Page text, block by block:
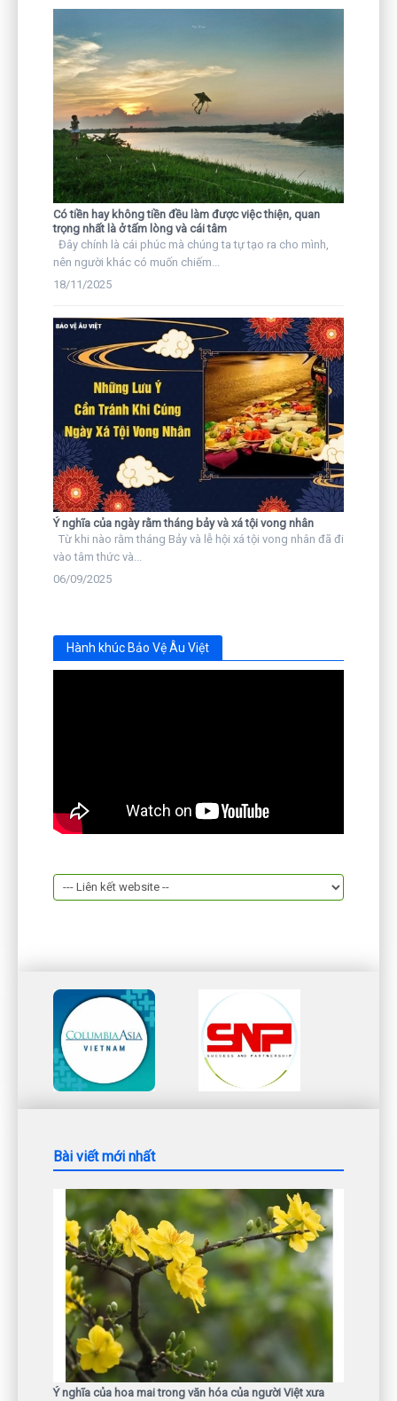
Có tiền hay không tiền đều làm được việc thiện, quan
trọng nhất là ở tấm lòng và cái tâm
Đây chính là cái phúc mà chúng ta tự tạo ra cho mình,
nên người khác có muốn chiếm...
18/11/2025
Ý nghĩa của ngày rằm tháng bảy và xá tội vong nhân
Từ khi nào rằm tháng Bảy và lễ hội xá tội vong nhân đã đi
vào tâm thức và...
06/09/2025
Hành khúc Bảo Vệ Âu Việt
Bài viết mới nhất
Ý nghĩa của hoa mai trong văn hóa của người Việt xưa